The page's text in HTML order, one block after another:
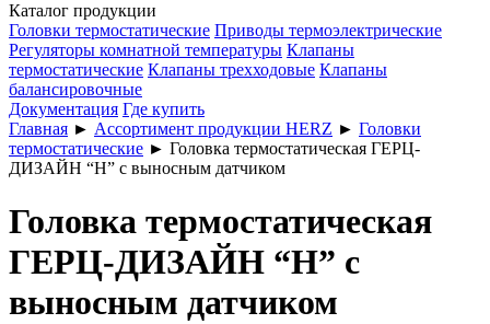
Каталог продукции
Головки термостатические Приводы термоэлектрические
Регуляторы комнатной температуры Клапаны
термостатические Клапаны трехходовые Клапаны
балансировочные
Документация Где купить
Главная ► Ассортимент продукции HERZ ► Головки
термостатические ► Головка термостатическая ГЕРЦ-
ДИЗАЙН “Н” с выносным датчиком
Головка термостатическая
ГЕРЦ-ДИЗАЙН “Н” с
выносным датчиком